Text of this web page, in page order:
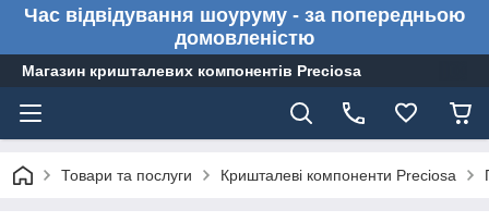
Час відвідування шоуруму - за попередньою
домовленістю
Магазин кришталевих компонентів Preciosa
Товари та послуги Кришталеві компоненти Preciosa